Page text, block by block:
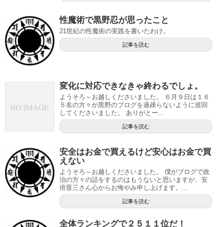
性魔術で黒野忍が思ったこと
21世紀の性魔術の実践を書いたわけ。
記事を読む
変化に対応できなきゃ終わるでしょ。
ようそろ～お越しくださいました。 ６月９日は１６
５名の方々が黒野のブログを過疎らないように巡回
してくださいました。 ありがとー...
記事を読む
安全はお金で買えるけど安心はお金で買
えない
ようそろ～お越しくださいました。 僕がブログで政
治の方々の話をするのはもうないと思いますが、安
倍晋三さん心からお悔やみ申し上げます。...
記事を読む
全体ランキングで２５１１位だ！